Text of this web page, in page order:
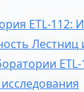
ETL-112:
Лестниц
ETL-